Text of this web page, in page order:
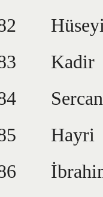
Kadir
Sercan
Hayri